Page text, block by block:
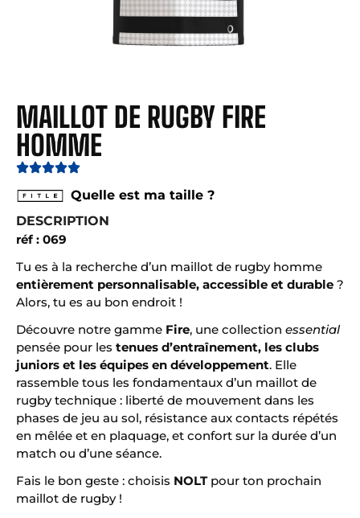
MAILLOT DE RUGBY FIRE
HOMME
Quelle est ma taille ?
DESCRIPTION
réf : 069
Tu es à la recherche d’un maillot de rugby homme
entièrement personnalisable, accessible et durable ?
Alors, tu es au bon endroit !
Découvre notre gamme Fire, une collection essential
pensée pour les tenues d’entraînement, les clubs
juniors et les équipes en développement. Elle
rassemble tous les fondamentaux d’un maillot de
rugby technique : liberté de mouvement dans les
phases de jeu au sol, résistance aux contacts répétés
en mêlée et en plaquage, et confort sur la durée d’un
match ou d’une séance.
Fais le bon geste : choisis NOLTpour ton prochain
maillot de rugby !